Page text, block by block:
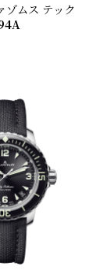
ゾムス テック